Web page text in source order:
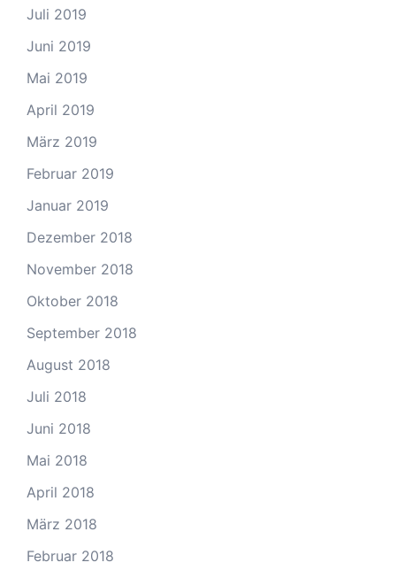
Juli 2019
Juni 2019
Mai 2019
April 2019
März 2019
Februar 2019
Januar 2019
Dezember 2018
November 2018
Oktober 2018
September 2018
August 2018
Juli 2018
Juni 2018
Mai 2018
April 2018
März 2018
Februar 2018